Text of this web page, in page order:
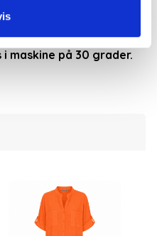
måder.
i maskine på 30 grader.